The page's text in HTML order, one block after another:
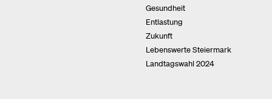
Gesundheit
Entlastung
Zukunft
Lebenswerte Steiermark
Landtagswahl 2024